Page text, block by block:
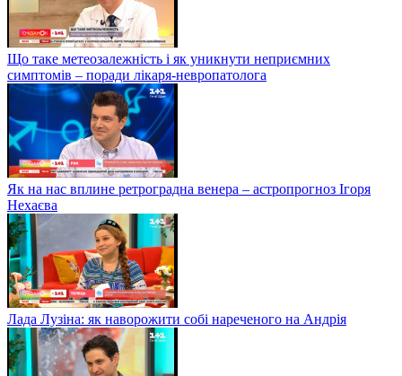
Що таке метеозалежність і як уникнути неприємних
симптомів – поради лікаря-невропатолога
Як на нас вплине ретроградна венера – астропрогноз Ігоря
Нехаєва
Лада Лузіна: як наворожити собі нареченого на Андрія